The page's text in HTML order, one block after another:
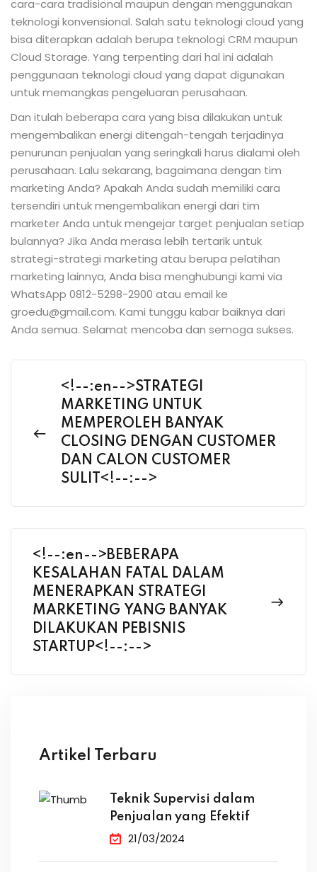
cara-cara tradisional maupun dengan menggunakan
teknologi konvensional. Salah satu teknologi cloud yang
bisa diterapkan adalah berupa teknologi CRM maupun
Cloud Storage. Yang terpenting dari hal ini adalah
penggunaan teknologi cloud yang dapat digunakan
untuk memangkas pengeluaran perusahaan.
Dan itulah beberapa cara yang bisa dilakukan untuk
mengembalikan energi ditengah-tengah terjadinya
penurunan penjualan yang seringkali harus dialami oleh
perusahaan. Lalu sekarang, bagaimana dengan tim
marketing Anda? Apakah Anda sudah memiliki cara
tersendiri untuk mengembalikan energi dari tim
marketer Anda untuk mengejar target penjualan setiap
bulannya? Jika Anda merasa lebih tertarik untuk
strategi-strategi marketing atau berupa pelatihan
marketing lainnya, Anda bisa menghubungi kami via
WhatsApp 0812-5298-2900 atau email ke
groedu@gmail.com. Kami tunggu kabar baiknya dari
Anda semua. Selamat mencoba dan semoga sukses.
<!--:en-->STRATEGI
MARKETING UNTUK
MEMPEROLEH BANYAK
CLOSING DENGAN CUSTOMER
DAN CALON CUSTOMER
SULIT<!--:-->
<!--:en-->BEBERAPA
KESALAHAN FATAL DALAM
MENERAPKAN STRATEGI
MARKETING YANG BANYAK
DILAKUKAN PEBISNIS
STARTUP<!--:-->
Artikel Terbaru
Teknik Supervisi dalam
Penjualan yang Efektif
21/03/2024